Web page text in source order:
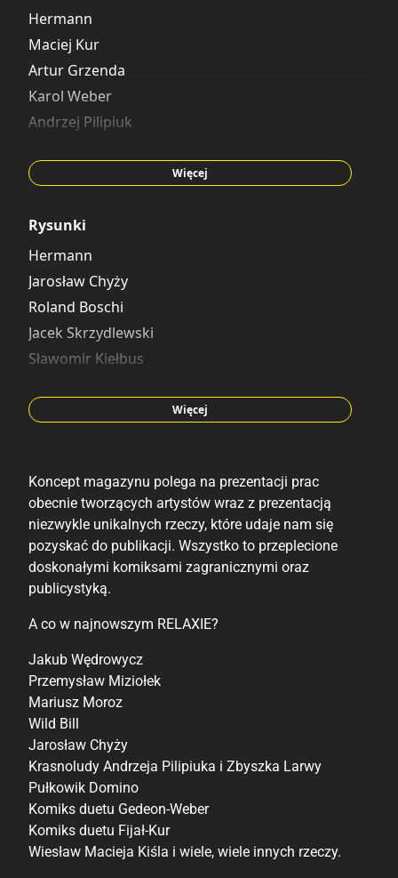
Hermann
Maciej Kur
Artur Grzenda
Karol Weber
Andrzej Pilipiuk
Jaro Leone
Joe Trohman
Więcej
Rysunki
Hermann
Jarosław Chyży
Roland Boschi
Jacek Skrzydlewski
Sławomir Kiełbus
Zbigniew Larwa
Mariusz Moroz
Wojciech Cichoń
Maciej Kisiel
Paweł Przygoda
Mieczysław Fijał
Artur Biernacki
Andy Samberg
Więcej
Koncept magazynu polega na prezentacji prac
obecnie tworzących artystów wraz z prezentacją
niezwykle unikalnych rzeczy, które udaje nam się
pozyskać do publikacji. Wszystko to przeplecione
doskonałymi komiksami zagranicznymi oraz
publicystyką.
A co w najnowszym RELAXIE?
Jakub Wędrowycz
Przemysław Miziołek
Mariusz Moroz
Wild Bill
Jarosław Chyży
Krasnoludy Andrzeja Pilipiuka i Zbyszka Larwy
Pułkowik Domino
Komiks duetu Gedeon-Weber
Komiks duetu Fijał-Kur
Wiesław Macieja Kiśla i wiele, wiele innych rzeczy.